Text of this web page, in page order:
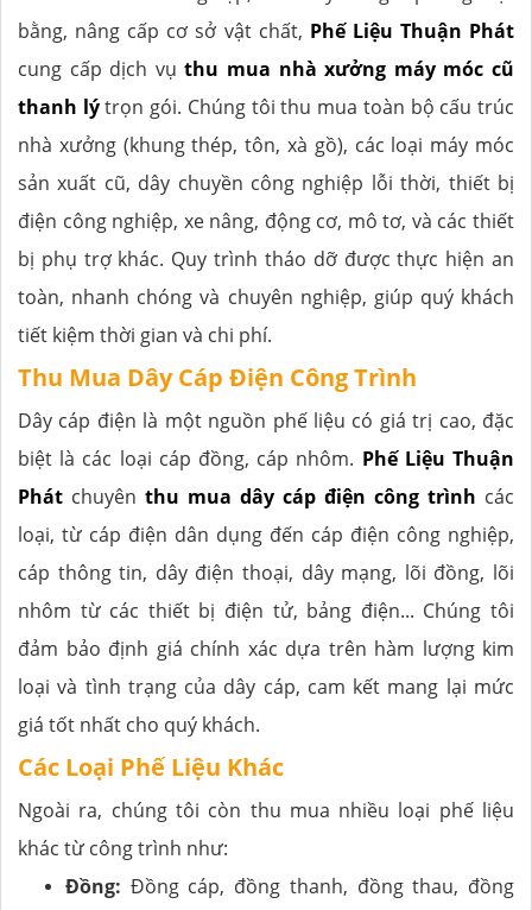
bằng, nâng cấp cơ sở vật chất, Phế Liệu Thuận Phát
cung cấp dịch vụthu mua nhà xưởng máy móc cũ
thanh lýtrọn gói. Chúng tôi thu mua toàn bộ cấu trúc
nhà xưởng (khung thép, tôn, xà gồ), các loại máy móc
sản xuất cũ, dây chuyền công nghiệp lỗi thời, thiết bị
điện công nghiệp, xe nâng, động cơ, mô tơ, và các thiết
bị phụ trợ khác. Quy trình tháo dỡ được thực hiện an
toàn, nhanh chóng và chuyên nghiệp, giúp quý khách
tiết kiệm thời gian và chi phí.
Thu Mua Dây Cáp Điện Công Trình
Dây cáp điện là một nguồn phế liệu có giá trị cao, đặc
biệt là các loại cáp đồng, cáp nhôm. Phế Liệu Thuận
Phát chuyên thu mua dây cáp điện công trình các
loại, từ cáp điện dân dụng đến cáp điện công nghiệp,
cáp thông tin, dây điện thoại, dây mạng, lõi đồng, lõi
nhôm từ các thiết bị điện tử, bảng điện... Chúng tôi
đảm bảo định giá chính xác dựa trên hàm lượng kim
loại và tình trạng của dây cáp, cam kết mang lại mức
giá tốt nhất cho quý khách.
Các Loại Phế Liệu Khác
Ngoài ra, chúng tôi còn thu mua nhiều loại phế liệu
khác từ công trình như:
Đồng: Đồng cáp, đồng thanh, đồng thau, đồng